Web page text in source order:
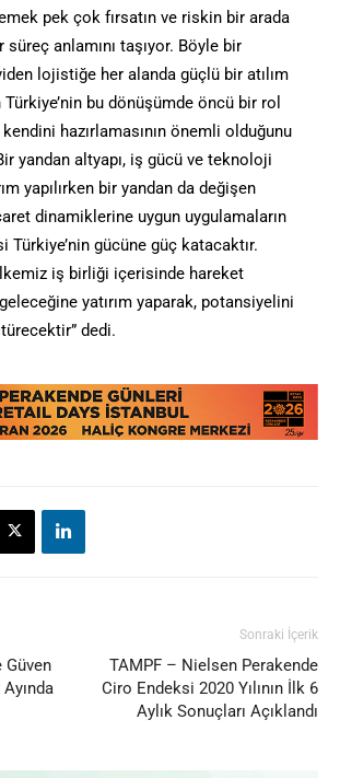
pek çok fırsatın ve riskin bir arada
süreç anlamını taşıyor. Böyle bir
lojistiğe her alanda güçlü bir atılım
bu dönüşümde öncü bir rol
hazırlamasının önemli olduğunu
yandan altyapı, iş gücü ve teknoloji
yapılırken bir yandan da değişen
dinamiklerine uygun uygulamaların
Türkiye’nin gücüne güç katacaktır.
iş birliği içerisinde hareket
yatırım yaparak, potansiyelini
dedi.
Güven
Sonraki İçerik
TAMPF – Nielsen Perakende
Ciro Endeksi 2020 Yılının İlk 6
Aylık Sonuçları Açıklandı